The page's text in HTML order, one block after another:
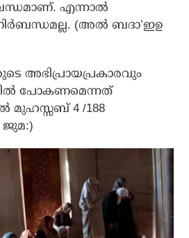
എന്നാല്‍
(അല്‍ ബദാ’ഇഉ
അഭിപ്രായപ്രകാരവും
പോകണമെന്നത്
മുഹസ്സബ് 4 /188